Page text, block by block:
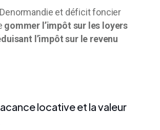
et déficit foncier
gommer l’impôt sur les loyers
l’impôt sur le revenu
locative et la valeur